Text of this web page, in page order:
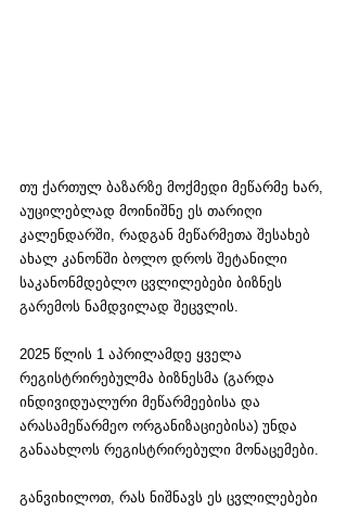
თუ ქართულ ბაზარზე მოქმედი მეწარმე ხარ,
აუცილებლად მოინიშნე ეს თარიღი
კალენდარში, რადგან მეწარმეთა შესახებ
ახალ კანონში ბოლო დროს შეტანილი
საკანონმდებლო ცვლილებები ბიზნეს
გარემოს ნამდვილად შეცვლის.
2025 წლის 1 აპრილამდე ყველა
რეგისტრირებულმა ბიზნესმა (გარდა
ინდივიდუალური მეწარმეებისა და
არასამეწარმეო ორგანიზაციებისა) უნდა
განაახლოს რეგისტრირებული მონაცემები.
განვიხილოთ, რას ნიშნავს ეს ცვლილებები